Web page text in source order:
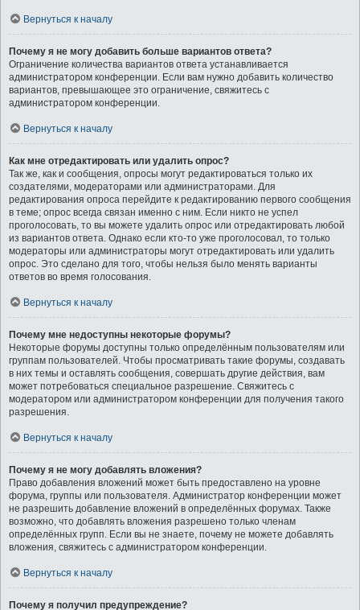
Вернуться к началу
Почему я не могу добавить больше вариантов ответа?
Ограничение количества вариантов ответа устанавливается
администратором конференции. Если вам нужно добавить количество
вариантов, превышающее это ограничение, свяжитесь с
администратором конференции.
Вернуться к началу
Как мне отредактировать или удалить опрос?
Так же, как и сообщения, опросы могут редактироваться только их
создателями, модераторами или администраторами. Для
редактирования опроса перейдите к редактированию первого сообщения
в теме; опрос всегда связан именно с ним. Если никто не успел
проголосовать, то вы можете удалить опрос или отредактировать любой
из вариантов ответа. Однако если кто-то уже проголосовал, то только
модераторы или администраторы могут отредактировать или удалить
опрос. Это сделано для того, чтобы нельзя было менять варианты
ответов во время голосования.
Вернуться к началу
Почему мне недоступны некоторые форумы?
Некоторые форумы доступны только определённым пользователям или
группам пользователей. Чтобы просматривать такие форумы, создавать
в них темы и оставлять сообщения, совершать другие действия, вам
может потребоваться специальное разрешение. Свяжитесь с
модератором или администратором конференции для получения такого
разрешения.
Вернуться к началу
Почему я не могу добавлять вложения?
Право добавления вложений может быть предоставлено на уровне
форума, группы или пользователя. Администратор конференции может
не разрешить добавление вложений в определённых форумах. Также
возможно, что добавлять вложения разрешено только членам
определённых групп. Если вы не знаете, почему не можете добавлять
вложения, свяжитесь с администратором конференции.
Вернуться к началу
Почему я получил предупреждение?